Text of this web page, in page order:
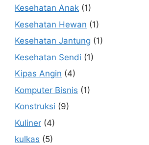
Kesehatan Anak (1)
Kesehatan Hewan (1)
Kesehatan Jantung (1)
Kesehatan Sendi (1)
Kipas Angin (4)
Komputer Bisnis (1)
Konstruksi (9)
Kuliner (4)
kulkas (5)